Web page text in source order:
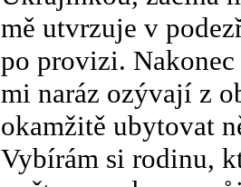
mě utvrzuje v
po provizi.
mi naráz ozývají z
okamžitě ubytovat
Vybírám si rodinu,